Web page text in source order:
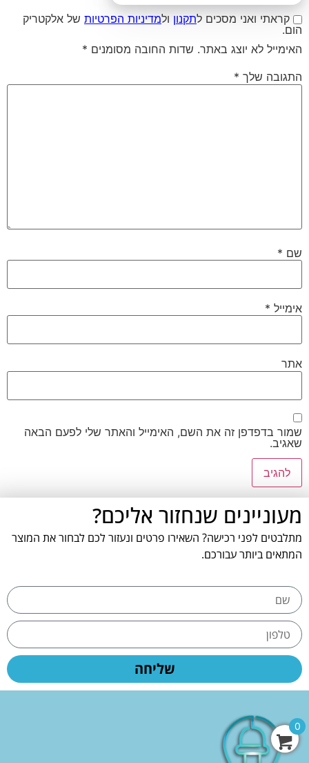
קראתי ואני מסכים לתקנון ולמדיניות הפרטיות של אלקטריק
הום.
האימייל לא יוצג באתר. שדות החובה מסומנים *
התגובה שלך *
שם *
אימייל *
אתר
שמור בדפדפן זה את השם, האימייל והאתר שלי לפעם הבאה
שאגיב.
מעוניינים שנחזור אליכם?
מתלבטים לפני רכישה? השאירו פרטים ונעזור לכם לבחור את המוצר
המתאים ביותר עבורכם.
שליחה
0